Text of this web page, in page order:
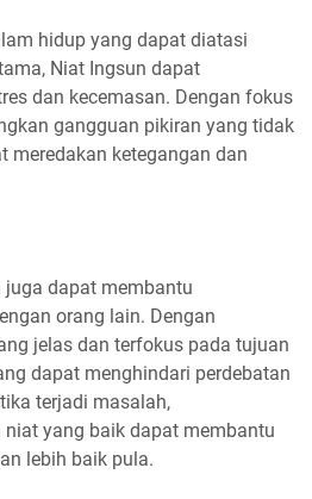
hidup yang dapat diatasi
Niat Ingsun dapat
dan kecemasan. Dengan fokus
gangguan pikiran yang tidak
meredakan ketegangan dan
dapat membantu
orang lain. Dengan
jelas dan terfokus pada tujuan
dapat menghindari perdebatan
terjadi masalah,
yang baik dapat membantu
lebih baik pula.